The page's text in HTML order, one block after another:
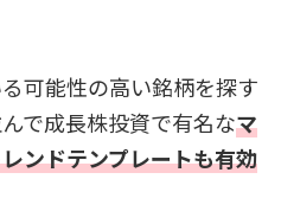
可能性の高い銘柄を探す
で成長株投資で有名なマ
ンドテンプレートも有効